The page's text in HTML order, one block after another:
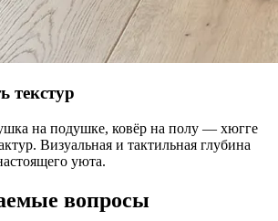
текстур
на подушке, ковёр на полу — хюгге
Визуальная и тактильная глубина
уюта.
вопросы